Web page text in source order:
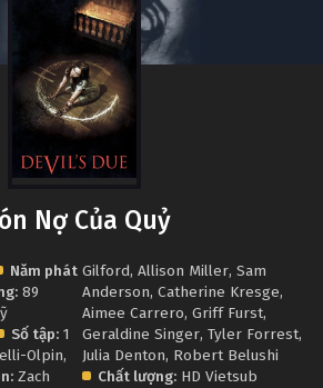
Nợ Của Quỷ
Năm phát
89
Số tập: 1
Olpin,
Zach
Gilford,Allison Miller,Sam
Anderson,Catherine Kresge,
Aimee Carrero,Griff Furst,
Geraldine Singer,Tyler Forrest,
Julia Denton, Robert Belushi
Chất lượng: HD Vietsub